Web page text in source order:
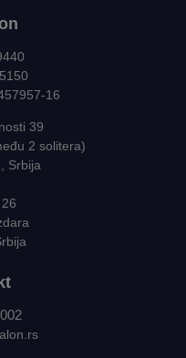
16
39
2 solitera)
Srbija